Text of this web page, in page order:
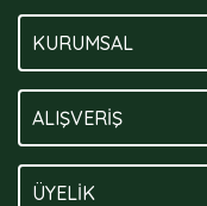
KURUMSAL
ALIŞVERİŞ
ÜYELİK